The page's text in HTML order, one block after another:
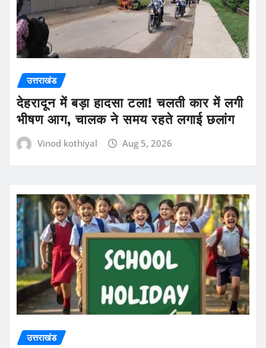
उत्तराखंड
देहरादून में बड़ा हादसा टला! चलती कार में लगी
भीषण आग, चालक ने समय रहते लगाई छलांग
Vinod kothiyal Aug 5, 2026
उत्तराखंड